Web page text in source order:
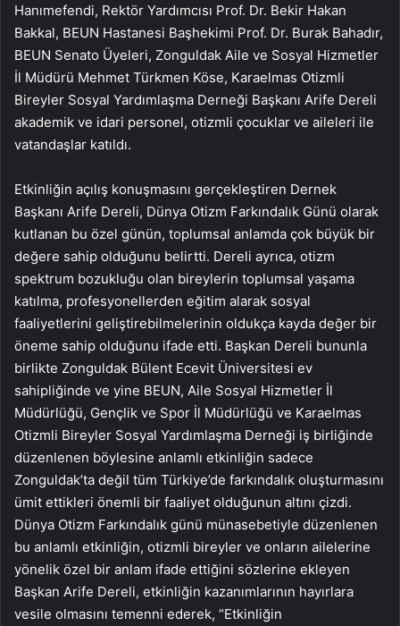
Hanımefendi, Rektör Yardımcısı Prof. Dr. Bekir Hakan
Bakkal, BEUN Hastanesi Başhekimi Prof. Dr. Burak Bahadır,
BEUN Senato Üyeleri, Zonguldak Aile ve Sosyal Hizmetler
İl Müdürü Mehmet Türkmen Köse, Karaelmas Otizmli
Bireyler Sosyal Yardımlaşma Derneği Başkanı Arife Dereli
akademik ve idari personel, otizmli çocuklar ve aileleri ile
vatandaşlar katıldı.
Etkinliğin açılış konuşmasını gerçekleştiren Dernek
Başkanı Arife Dereli, Dünya Otizm Farkındalık Günü olarak
kutlanan bu özel günün, toplumsal anlamda çok büyük bir
değere sahip olduğunu belirtti. Dereli ayrıca, otizm
spektrum bozukluğu olan bireylerin toplumsal yaşama
katılma, profesyonellerden eğitim alarak sosyal
faaliyetlerini geliştirebilmelerinin oldukça kayda değer bir
öneme sahip olduğunu ifade etti. Başkan Dereli bununla
birlikte Zonguldak Bülent Ecevit Üniversitesi ev
sahipliğinde ve yine BEUN, Aile Sosyal Hizmetler İl
Müdürlüğü, Gençlik ve Spor İl Müdürlüğü ve Karaelmas
Otizmli Bireyler Sosyal Yardımlaşma Derneği iş birliğinde
düzenlenen böylesine anlamlı etkinliğin sadece
Zonguldak’ta değil tüm Türkiye’de farkındalık oluşturmasını
ümit ettikleri önemli bir faaliyet olduğunun altını çizdi.
Dünya Otizm Farkındalık günü münasebetiyle düzenlenen
bu anlamlı etkinliğin, otizmli bireyler ve onların ailelerine
yönelik özel bir anlam ifade ettiğini sözlerine ekleyen
Başkan Arife Dereli, etkinliğin kazanımlarının hayırlara
vesile olmasını temenni ederek, “Etkinliğin